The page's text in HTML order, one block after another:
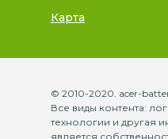
Карта
© 2010-2020. acer-
Все виды контента:
технологии и другая
является